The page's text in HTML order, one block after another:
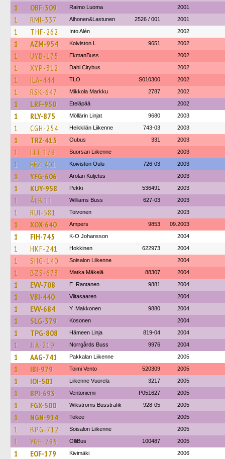
1 OBF-309 Raimo Luoma 2001
1 RMI-337 Alhonen&Lastunen 2526 / 001 2001
1 THF-262 Into Alén 2002
1 AZM-954 Koiviston L 9651 2002
1 UYB-175 EkmanBuss 2002
1 XYP-312 Dahl Citybus 2002
1 ILA-444 TLO S010300 2002
1 RSK-647 Mikkola Markku 2787 2002
1 LRF-950 Eteläpää 2002
1 RLY-875 Möllärin Linjat 9680 2003
1 CGH-254 Heikkilän Liikenne 743-03 2003
1 TRZ-415 Oubus 331 2003
1 LLT-178 Suorsan Liikenne 2003
1 FFZ-401 Koiviston Oulu 726-03 2003
1 YFG-606 Arolan Kuljetus 2003
1 KUY-958 Pekki 536491 2003
1 ÅLB 11 Williams Buss 627-03 2003
1 RUI-581 Toivonen 2003
1 XOX-640 Ampers 9853 09.2003
1 FIH-745 K-O Johansson 2004
1 HKF-241 Hokkinen 622973 2004
1 SHG-140 Soisalon Liikenne 2004
1 BZS-673 Matka Mäkelä 88307 2004
1 EVV-708 E. Rantanen 9881 2004
1 VBI-440 Viitasaaren 2004
1 EVV-684 Y. Makkonen 9880 2004
1 SLG-379 Kosonen 2004
1 TPG-808 Hämeen Linja 819-04 2004
1 JJA-219 Norrgårds Buss 9976 2004
1 AAG-741 Pakkalan Liikenne 2005
1 IBI-979 Toimi Vento 520309 2005
1 IOI-501 Liikenne Vuorela 3217 2005
1 BPI-693 Ventoniemi P051627 2005
1 FGX-500 Wikströms Busstrafik 928-05 2005
1 NGN-914 Tokee 2005
1 BPG-712 Soisalon Liikenne 2005
1 YGE-785 OlliBus 100487 2005
1 EOF-179 Kivimäki 2006